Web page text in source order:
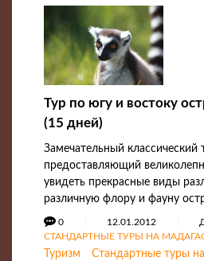
Тур по югу и востоку
(15 дней)
Замечательный классический
предоставляющий
увидеть прекрасные виды
различную флору и фауну
0 12.01.2012
СТАНДАРТНЫЕ ТУРЫ НА
Туризм Стандартные туры